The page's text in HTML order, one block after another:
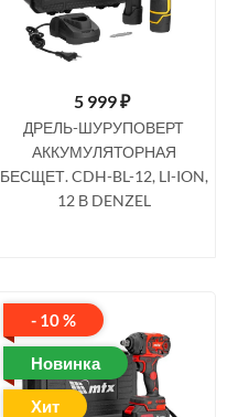
5 999₽
ДРЕЛЬ-ШУРУПОВЕРТ
АККУМУЛЯТОРНАЯ
БЕСЩЕТ. CDH-BL-12, LI-ION,
12 В DENZEL
- 10 %
Новинка
Хит